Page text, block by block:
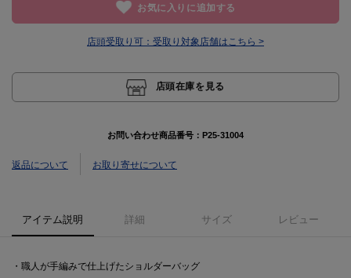
お気に入りに追加する
店頭受取り可： 受取り対象店舗はこちら >
店頭在庫を見る
お問い合わせ商品番号： P25-31004
返品について お取り寄せについて
アイテム説明 詳細 サイズ レビュー
・職人が手編みで仕上げたショルダーバッグ